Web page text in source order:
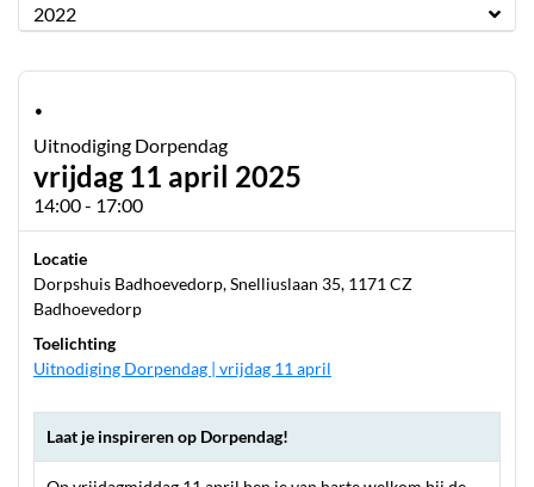
2022
·
Uitnodiging Dorpendag
vrijdag 11 april 2025
14:00 - 17:00
Locatie
Dorpshuis Badhoevedorp, Snelliuslaan 35, 1171 CZ
Badhoevedorp
Toelichting
Uitnodiging Dorpendag | vrijdag 11 april
Laat je inspireren op Dorpendag!